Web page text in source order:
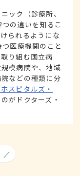
ック（診療所、
の違いを知るこ
られるようにな
医療機関のこと
り組む国立病
模病院や、地域
などの種類に分
スピタルズ・
がドクターズ・